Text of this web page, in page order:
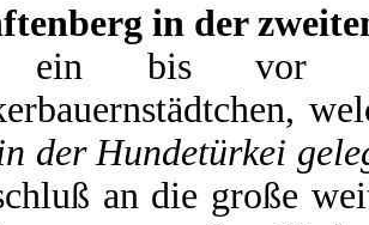
in der
bis vor
der Hundetürkei
an die große